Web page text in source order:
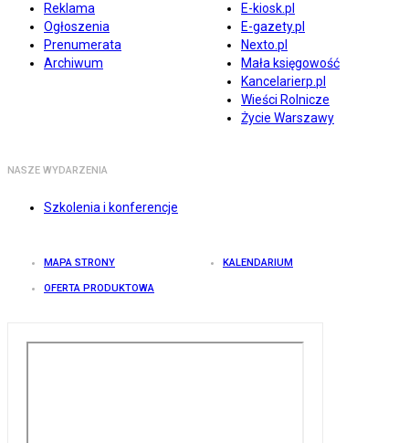
Reklama
Ogłoszenia
Prenumerata
Archiwum
E-kiosk.pl
E-gazety.pl
Nexto.pl
Mała księgowość
Kancelarierp.pl
Wieści Rolnicze
Życie Warszawy
NASZE WYDARZENIA
Szkolenia i konferencje
MAPA STRONY KALENDARIUM
OFERTA PRODUKTOWA